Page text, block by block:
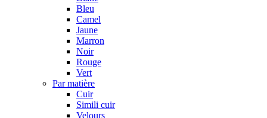
Bleu
Camel
Jaune
Marron
Noir
Rouge
Vert
Par matière
Cuir
Simili cuir
Velours